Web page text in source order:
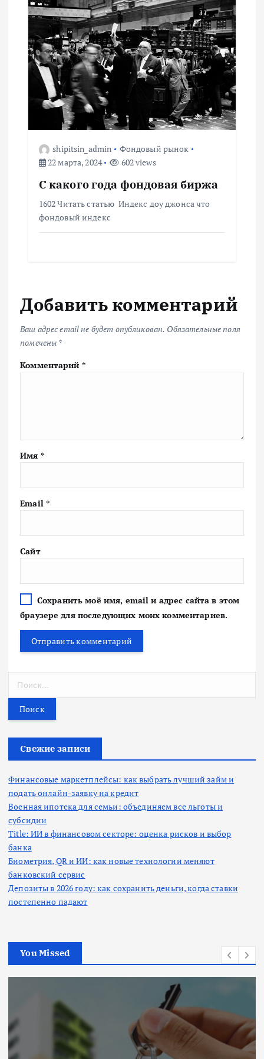
м
shipitsin_admin
Фондовый рынок
22 марта, 2024
602 views
С какого года фондовая биржа
1602 Читать статью Индекс доу джонса что
фондовый индекс
Добавить комментарий
Ваш адрес email не будет опубликован. Обязательные поля
помечены *
Комментарий *
Имя *
Email *
Сайт
Сохранить моё имя, email и адрес сайта в этом
браузере для последующих моих комментариев.
т
Свежие записи
Финансовые маркетплейсы: как выбрать лучший займ и
подать онлайн-заявку на кредит
Военная ипотека для семьи: объединяем все льготы и
субсидии
Title: ИИ в финансовом секторе: оценка рисков и выбор
банка
Биометрия, QR и ИИ: как новые технологии меняют
банковский сервис
Депозиты в 2026 году: как сохранить деньги, когда ставки
постепенно падают
You Missed